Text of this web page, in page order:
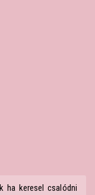
ha keresel csalódni